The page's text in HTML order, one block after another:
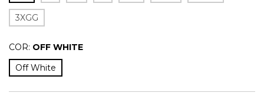
3XGG
COR: OFF WHITE
Off White